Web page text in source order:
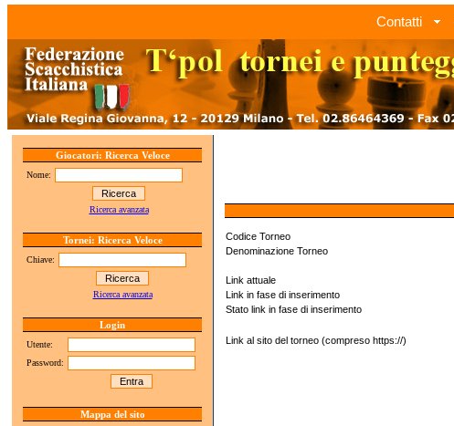
Contatti
Giocatori: Ricerca Veloce
Nome:
Ricerca avanzata
Tornei: Ricerca Veloce
Chiave:
Ricerca avanzata
Login
Utente:
Password:
Mappa del sito
Codice Torneo
Denominazione Torneo
Link attuale
Link in fase di inserimento
Stato link in fase di inserimento
Link al sito del torneo (compreso https://)